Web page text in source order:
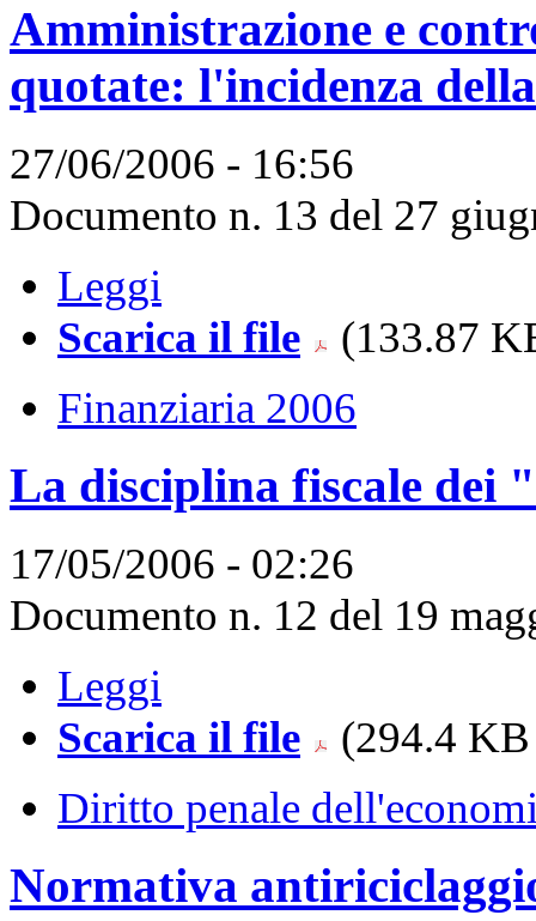
Amministrazione e
quotate: l'incidenza
27/06/2006 - 16:56
Documento n. 13 del 27
Leggi
Scarica il file
(133.87
Finanziaria 2006
La disciplina fiscale
17/05/2006 - 02:26
Documento n. 12 del 19
Leggi
Scarica il file
(294.4
Diritto penale
Normativa